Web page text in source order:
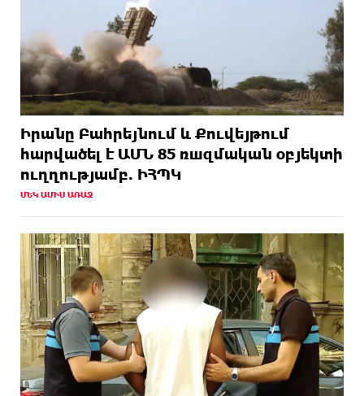
Իրանը Բահրեյնում և Քուվեյթում
hարվածել է ԱՄՆ 85 ռшզմական օբյեկտի
ուղղությամբ. ԻՀՊԿ
ՄԵԿ ԱՄԻՍ ԱՌԱՋ